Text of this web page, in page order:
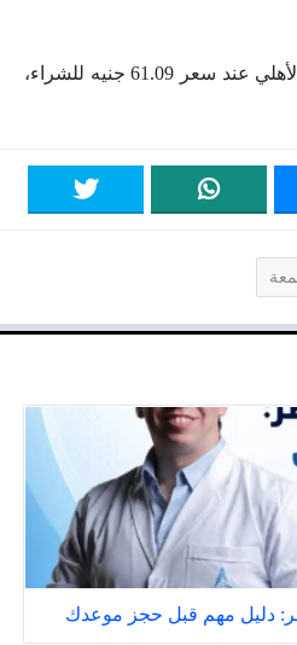
سجل الدينار الكويتي بالبنك الأهلي عند سعر 61.09 جنيه للشراء،
دليل مهم قبل حجز موعدك